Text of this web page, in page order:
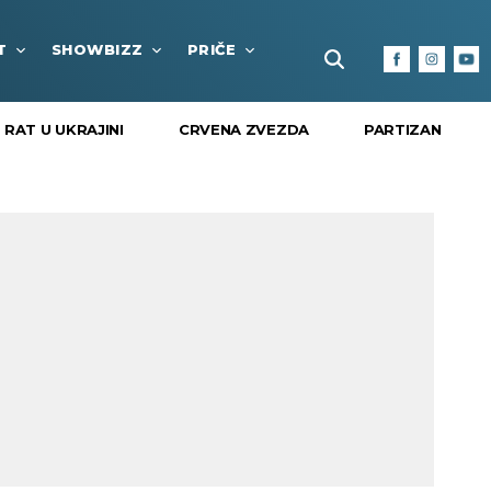
SHOWBIZZ PRIČE FUN BOX KULTURA I
RAT U UKRAJINI CRVENA ZVEZDA PARTIZAN